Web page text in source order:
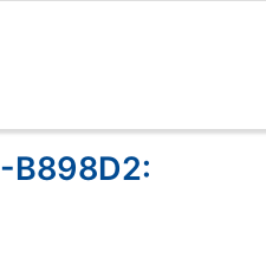
B898D2: